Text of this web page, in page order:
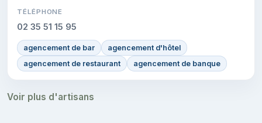
TÉLÉPHONE
02 35 51 15 95
agencement de bar
agencement d'hôtel
agencement de restaurant
agencement de banque
Voir plus d'artisans